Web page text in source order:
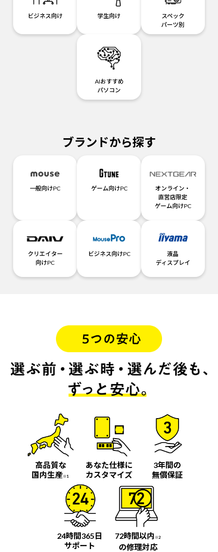
ビジネス向け 学生向け
スペック
パーツ別
AIおすすめ
パソコン
ブランドから探す
一般向けPC ゲーム向けPC
オンライン・
直営店限定
ゲーム向けPC
クリエイター
向けPC
ビジネス向けPC
液晶
ディスプレイ
高品質な
国内生産※1
あなた仕様に
カスタマイズ
3年間の
無償保証
24時間365日
サポート
72時間以内 ※2
の修理対応